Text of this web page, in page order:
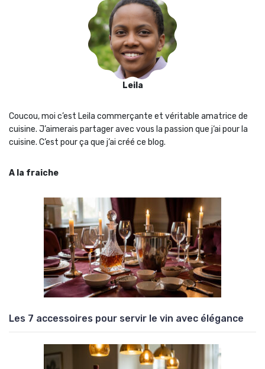
Leila
Coucou, moi c’est Leila commerçante et véritable amatrice de
cuisine. J’aimerais partager avec vous la passion que j‘ai pour la
cuisine. C’est pour ça que j’ai créé ce blog.
A la fraiche
Les 7 accessoires pour servir le vin avec élégance